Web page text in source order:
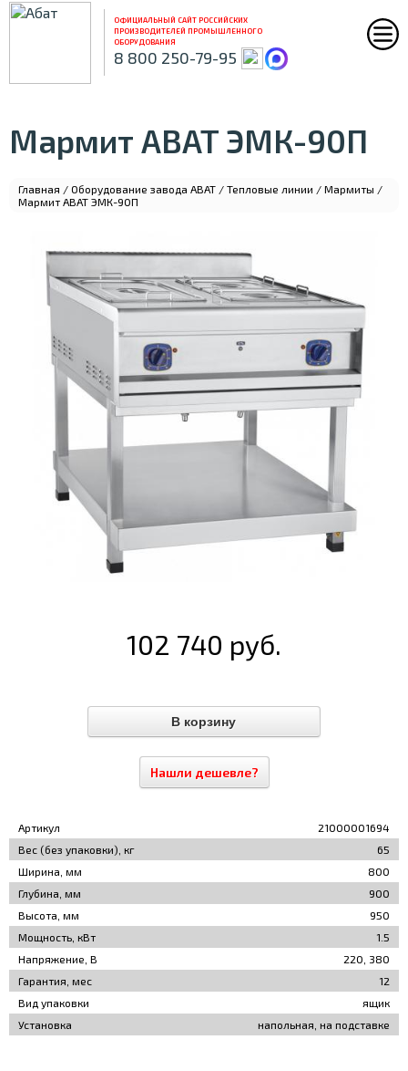
ОФИЦИАЛЬНЫЙ САЙТ РОССИЙСКИХ
ПРОИЗВОДИТЕЛЕЙ ПРОМЫШЛЕННОГО
ОБОРУДОВАНИЯ
8 800 250-79-95
Мармит ABAT ЭМК-90П
Главная / Оборудование завода ABAT / Тепловые линии / Мармиты /
Мармит ABAT ЭМК-90П
102 740 руб.
Нашли дешевле?
Артикул
21000001694
Вес (без упаковки), кг
65
Ширина, мм
800
Глубина, мм
900
Высота, мм
950
Мощность, кВт
1.5
Напряжение, В
220, 380
Гарантия, мес
12
Вид упаковки
ящик
Установка
напольная, на подставке